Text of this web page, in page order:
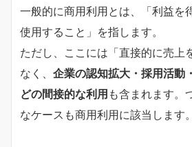
一般的に商用利用とは、「利益を
使用すること」を指します。
ただし、ここには「直接的に売上
なく、 企業の認知拡大・採用活動
どの間接的な利用 も含まれます。
なケースも商用利用に該当します。